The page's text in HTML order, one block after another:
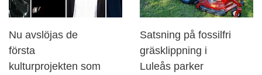
Nu avslöjas de
första
kulturprojekten som
Satsning på fossilfri
gräsklippning i
Luleås parker